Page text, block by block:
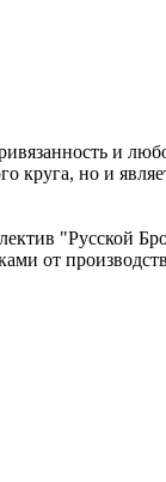
и
круга, но и
"Русской
от